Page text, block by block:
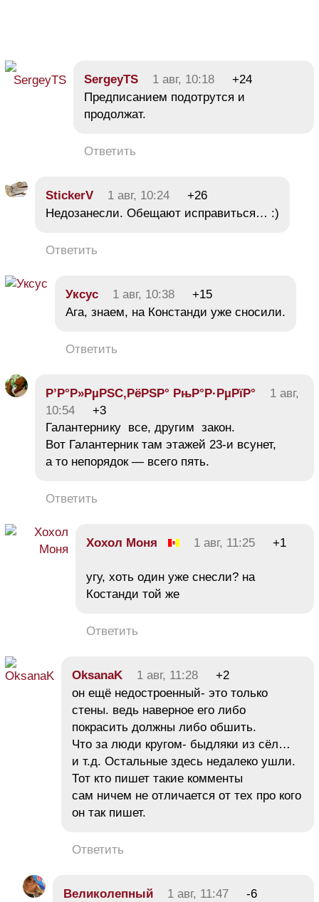
SergeyTS 1 авг, 10:18
+24
Предписанием подотрутся и
продолжат.
Ответить
StickerV 1 авг, 10:24
+26
Недозанесли. Обещают исправиться… :)
Ответить
Уксус 1 авг, 10:38
+15
Ага, знаем, на Констанди уже сносили.
Ответить
Р’Р°Р»РµРЅС‚РёРЅР° РњР°Р·РµРїР°
1 авг,
10:54
+3
Галантернику все, другим закон.
Вот Галантерник там этажей 23-и всунет,
а то непорядок — всего пять.
Ответить
Хохол Моня 1 авг, 11:25 +1
угу, хоть один уже снесли? на
Костанди той же
Ответить
OksanaK 1 авг, 11:28
+2
он ещё недостроенный- это только
стены. ведь наверное его либо
покрасить должны либо обшить.
Что за люди кругом- быдляки из сёл…
и т.д. Остальные здесь недалеко ушли.
Тот кто пишет такие комменты
сам ничем не отличается от тех про кого
он так пишет.
Ответить
Великолепный 1 авг, 11:47
-6